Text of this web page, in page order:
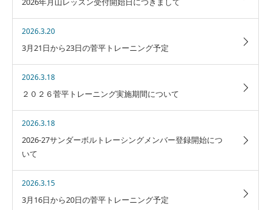
2026.3.20
3月21日から23日の菅平トレーニング予定
2026.3.18
２０２６菅平トレーニング実施期間について
2026.3.18
2026-27サンダーボルトレーシングメンバー登録開始につ
いて
2026.3.15
3月16日から20日の菅平トレーニング予定